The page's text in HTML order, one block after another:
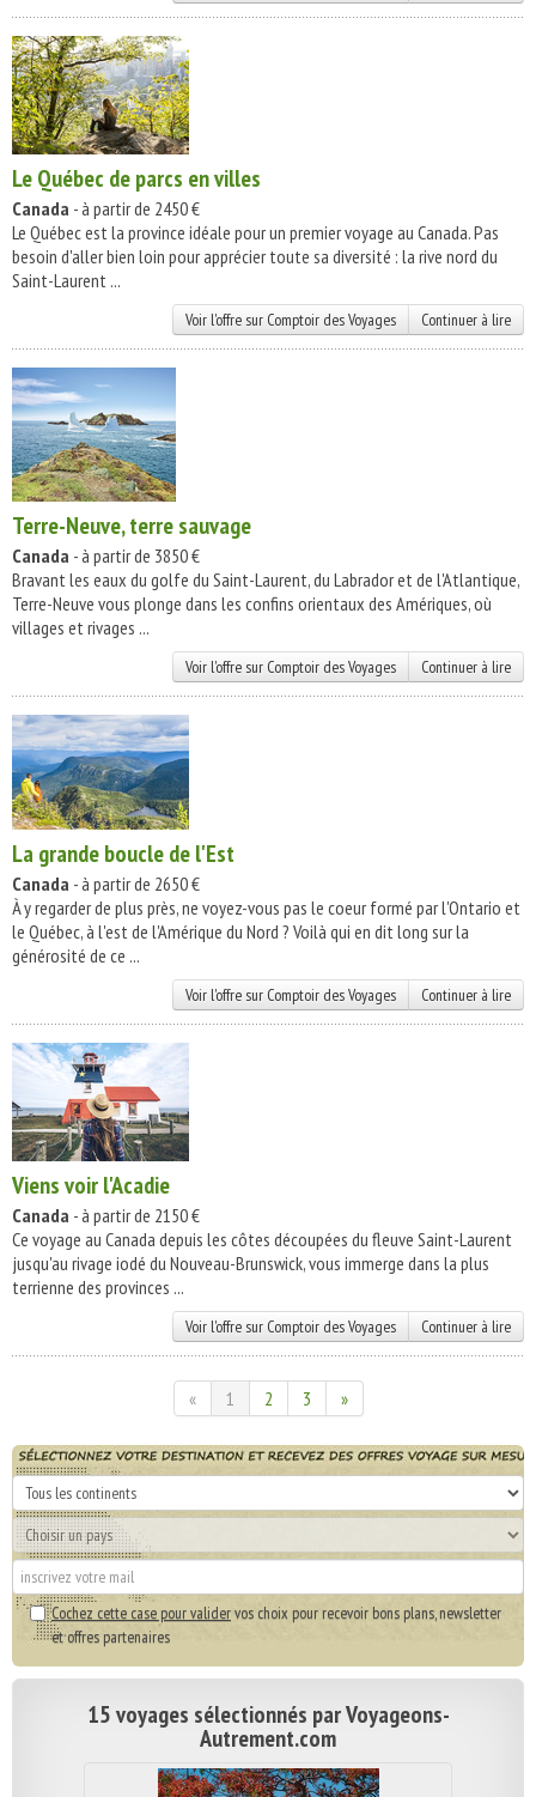
Le Québec de parcs en villes
Canada - à partir de 2450 €
Le Québec est la province idéale pour un premier voyage au Canada. Pas
besoin d'aller bien loin pour apprécier toute sa diversité : la rive nord du
Saint-Laurent ...
Voir l'offre sur Comptoir des Voyages Continuer à lire
Terre-Neuve, terre sauvage
Canada - à partir de 3850 €
Bravant les eaux du golfe du Saint-Laurent, du Labrador et de l'Atlantique,
Terre-Neuve vous plonge dans les confins orientaux des Amériques, où
villages et rivages ...
Voir l'offre sur Comptoir des Voyages Continuer à lire
La grande boucle de l'Est
Canada - à partir de 2650 €
À y regarder de plus près, ne voyez-vous pas le coeur formé par l'Ontario et
le Québec, à l'est de l'Amérique du Nord ? Voilà qui en dit long sur la
générosité de ce ...
Voir l'offre sur Comptoir des Voyages Continuer à lire
Viens voir l'Acadie
Canada - à partir de 2150 €
Ce voyage au Canada depuis les côtes découpées du fleuve Saint-Laurent
jusqu'au rivage iodé du Nouveau-Brunswick, vous immerge dans la plus
terrienne des provinces ...
Voir l'offre sur Comptoir des Voyages Continuer à lire
« 1 2 3 »
Cochez cette case pour validervos choix pour recevoir bons plans, newsletter
et offres partenaires
15 voyages sélectionnés par Voyageons-
Autrement.com